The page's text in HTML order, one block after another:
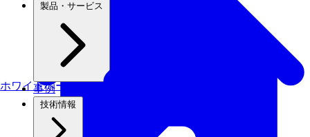
ホワイトペーパー
製品・サービス
事例
技術情報